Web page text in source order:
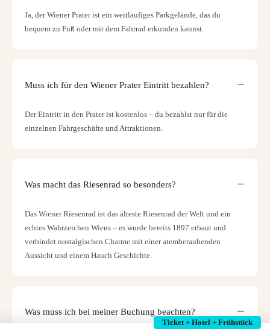
Ja, der Wiener Prater ist ein weitläufiges Parkgelände, das du
bequem zu Fuß oder mit dem Fahrrad erkunden kannst.
Muss ich für den Wiener Prater Eintritt bezahlen?
Der Eintritt in den Prater ist kostenlos – du bezahlst nur für die
einzelnen Fahrgeschäfte und Attraktionen.
Was macht das Riesenrad so besonders?
Das Wiener Riesenrad ist das älteste Riesenrad der Welt und ein
echtes Wahrzeichen Wiens – es wurde bereits 1897 erbaut und
verbindet nostalgischen Charme mit einer atemberaubenden
Aussicht und einem Hauch Geschichte.
Was muss ich bei meiner Buchung beachten?
Ticket + Hotel + Frühstück